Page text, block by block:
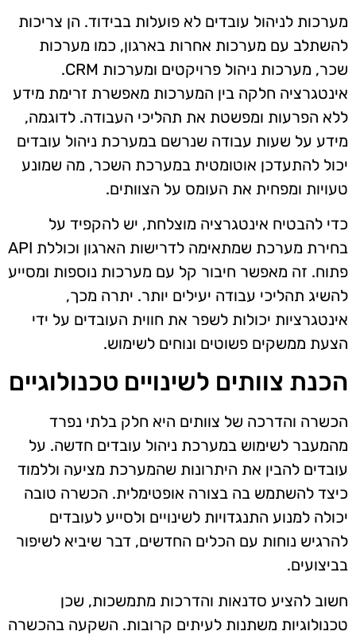
מערכות לניהול עובדים לא פועלות בבידוד. הן צריכות
להשתלב עם מערכות אחרות בארגון, כמו מערכות
שכר, מערכות ניהול פרויקטים ומערכות CRM.
אינטגרציה חלקה בין המערכות מאפשרת זרימת מידע
ללא הפרעות ומפשטת את תהליכי העבודה. לדוגמה,
מידע על שעות עבודה שנרשם במערכת ניהול עובדים
יכול להתעדכן אוטומטית במערכת השכר, מה שמונע
טעויות ומפחית את העומס על הצוותים.
כדי להבטיח אינטגרציה מוצלחת, יש להקפיד על
בחירת מערכת שמתאימה לדרישות הארגון וכוללת API
פתוח. זה מאפשר חיבור קל עם מערכות נוספות ומסייע
להשיג תהליכי עבודה יעילים יותר. יתרה מכך,
אינטגרציות יכולות לשפר את חווית העובדים על ידי
הצעת ממשקים פשוטים ונוחים לשימוש.
הכנת צוותים לשינויים טכנולוגיים
הכשרה והדרכה של צוותים היא חלק בלתי נפרד
מהמעבר לשימוש במערכת ניהול עובדים חדשה. על
עובדים להבין את היתרונות שהמערכת מציעה וללמוד
כיצד להשתמש בה בצורה אופטימלית. הכשרה טובה
יכולה למנוע התנגדויות לשינויים ולסייע לעובדים
להרגיש נוחות עם הכלים החדשים, דבר שיביא לשיפור
בביצועים.
חשוב להציע סדנאות והדרכות מתמשכות, שכן
טכנולוגיות משתנות לעיתים קרובות. השקעה בהכשרה